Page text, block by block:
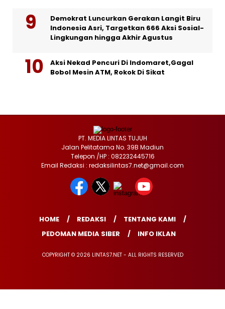
Demokrat Luncurkan Gerakan Langit Biru
Indonesia Asri, Targetkan 666 Aksi Sosial-
Lingkungan hingga Akhir Agustus
Aksi Nekad Pencuri Di Indomaret,Gagal
Bobol Mesin ATM, Rokok Di Sikat
PT. MEDIA LINTAS TUJUH
Jalan Pelitatama No. 39B Madiun
Telepon /HP : 082232445716
Email Redaksi : redaksilintas7.net@gmail.com
HOME REDAKSI
TENTANG KAMI
PEDOMAN MEDIA SIBER
INFO IKLAN
COPYRIGHT © 2026 LINTAS7.NET - ALL RIGHTS RESERVED